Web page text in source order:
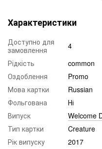
Характеристики
Доступно для
замовлення
4
Рідкість
common
Оздоблення
Promo
Мова картки
Russian
Фольгована
Ні
Випуск
Welcome
Тип картки
Creature
Рік випуску
2017